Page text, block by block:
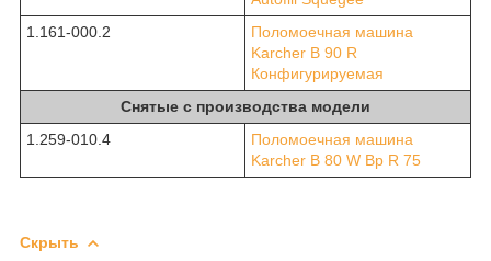
1.161-000.2
Поломоечная машина
Karcher B 90 R
Конфигурируемая
Снятые с производства модели
1.259-010.4
Поломоечная машина
Karcher B 80 W Bp R 75
Скрыть